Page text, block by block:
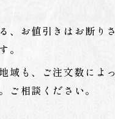
、お値引きはお断り
。
域も、ご注文数によ
ご相談ください。